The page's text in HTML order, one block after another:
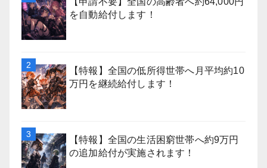
を自動給付します！
【特報】全国の低所得世帯へ月平均約10
万円を継続給付します！
【特報】全国の生活困窮世帯へ約9万円
の追加給付が実施されます！